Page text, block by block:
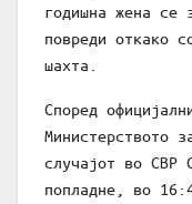
годишна жена се
повреди откако
шахта.
Според
Министерството
случајот во СВР
попладне, во